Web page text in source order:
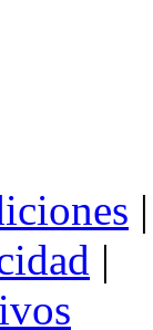
|
|